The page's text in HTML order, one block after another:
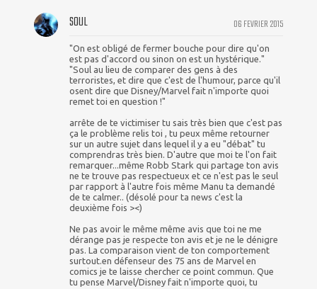
06 FEVRIER 2015
SOUL
"On est obligé de fermer bouche pour dire qu'on
est pas d'accord ou sinon on est un hystérique."
"Soul au lieu de comparer des gens à des
terroristes, et dire que c'est de l'humour, parce qu'il
osent dire que Disney/Marvel fait n'importe quoi
remet toi en question !"
arrête de te victimiser tu sais très bien que c'est pas
ça le problème relis toi , tu peux même retourner
sur un autre sujet dans lequel il y a eu "débat" tu
comprendras très bien. D'autre que moi te l'on fait
remarquer...même Robb Stark qui partage ton avis
ne te trouve pas respectueux et ce n'est pas le seul
par rapport à l'autre fois même Manu ta demandé
de te calmer.. (désolé pour ta news c'est la
deuxième fois ><)
Ne pas avoir le même même avis que toi ne me
dérange pas je respecte ton avis et je ne le dénigre
pas. La comparaison vient de ton comportement
surtout.en défenseur des 75 ans de Marvel en
comics je te laisse chercher ce point commun. Que
tu pense Marvel/Disney fait n'importe quoi, tu